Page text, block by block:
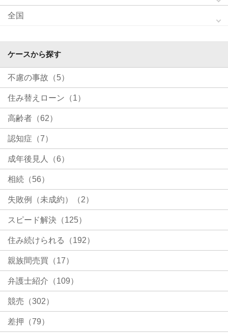
全国
ケースから探す
不慮の事故（5）
住み替えローン（1）
高齢者（62）
認知症（7）
成年後見人（6）
相続（56）
失敗例（未成約）（2）
スピード解決（125）
住み続けられる（192）
親族間売買（17）
弁護士紹介（109）
競売（302）
差押（79）